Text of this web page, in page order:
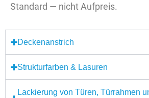
Standard — nicht Aufpreis.
Deckenanstrich
Strukturfarben & Lasuren
Lackierung von Türen, Türrahmen